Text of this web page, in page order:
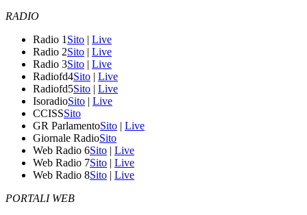
RADIO
Radio 1 Sito | Live
Radio 2Sito | Live
Radio 3Sito | Live
Radiofd4Sito | Live
Radiofd5Sito | Live
IsoradioSito | Live
CCISSSito
GR ParlamentoSito | Live
Giornale RadioSito
Web Radio 6Sito | Live
Web Radio 7Sito | Live
Web Radio 8Sito | Live
PORTALI WEB